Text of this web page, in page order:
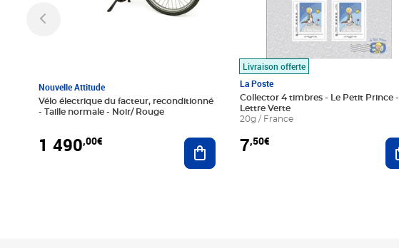
Nouvelle Attitude
Vélo électrique du facteur, reconditionné
- Taille normale - Noir/ Rouge
1 490,00€ Ajouter au panier
Livraison offerte
La Poste
Collector 4 timbres - Le Petit Prince -
Lettre Verte
20g / France
7,50€